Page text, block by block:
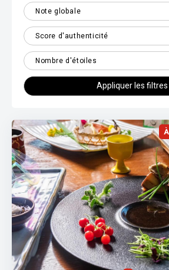
Appliquer les filtres